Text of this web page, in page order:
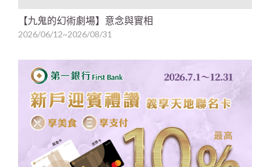
【九鬼的幻術劇場】意念與實相
2026/06/12~2026/08/31